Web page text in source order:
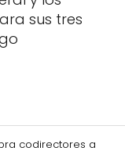
sus tres
codirectores a